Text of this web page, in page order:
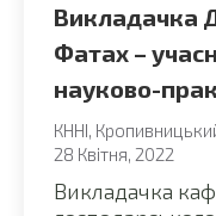
Викладачка
Фатах –
науково-
КННІ
28 Квітня, 2022
Викладачка